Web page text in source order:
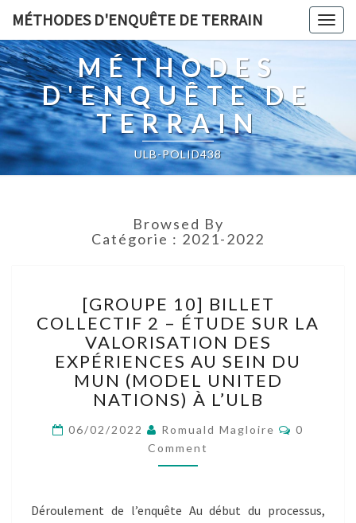
MÉTHODES D'ENQUÊTE DE TERRAIN
MÉTHODES
D'ENQUÊTE DE
TERRAIN
ULB-POLID438
Browsed By
Catégorie : 2021-2022
10]
BILLET
COLLECTIF
2
–
ÉTUDE
SUR
LA
VALORISATION
DES
SEIN
[GROUPE 10] BILLET
COLLECTIF 2 – ÉTUDE SUR LA
VALORISATION DES
EXPÉRIENCES AU SEIN DU
MUN (MODEL UNITED
NATIONS) À L’ULB
06/02/2022 Romuald Magloire
0
Comment
Déroulement de l’enquête Au début du processus,